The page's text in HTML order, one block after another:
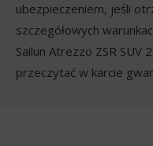
ubezpieczeniem, jeśli
szczegółowych
Sailun Atrezzo ZSR SUV
przeczytać w karcie